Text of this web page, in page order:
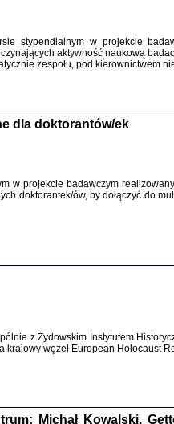
SZCZĘŚCIE JEST
stypendialnym w projekcie
aktywność naukową
zespołu, pod kierownictwem
dla doktorantów/ek
w projekcie badawczym
doktorantek/ów, by dołączyć do
z Żydowskim Instytutem
węzeł European Holocaust
Michał Kowalski,